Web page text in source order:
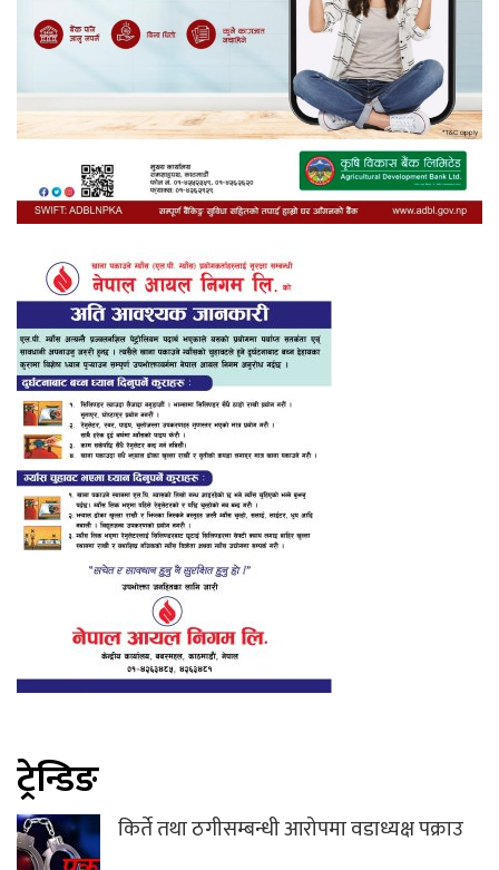
ट्रेन्डिङ
किर्ते तथा ठगीसम्बन्धी आरोपमा वडाध्यक्ष पक्राउ